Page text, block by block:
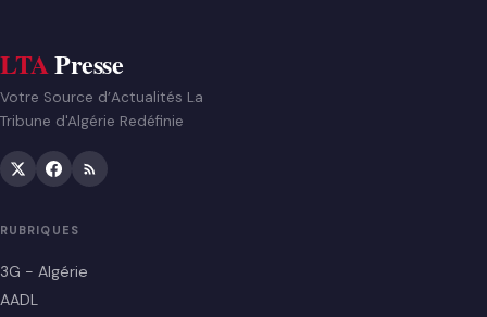
LTAPresse
Votre Source d’Actualités La
Tribune d'Algérie Redéfinie
RUBRIQUES
3G - Algérie
AADL